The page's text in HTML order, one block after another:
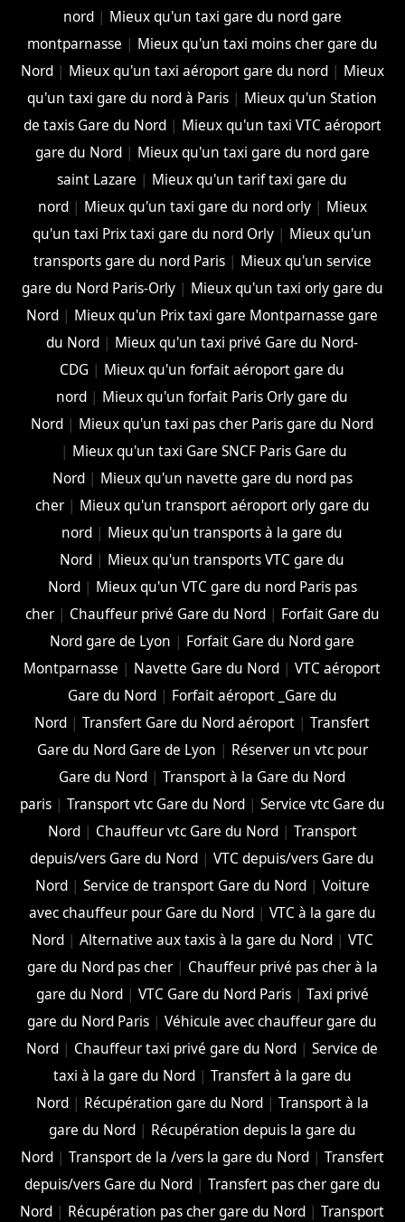
nord| Mieux qu'un taxi gare du nord gare
montparnasse | Mieux qu'un taxi moins cher gare du
Nord| Mieux qu'un taxi aéroport gare du nord| Mieux
qu'un taxi gare du nord à Paris | Mieux qu'un Station
de taxis Gare du Nord| Mieux qu'un taxi VTC aéroport
gare du Nord| Mieux qu'un taxi gare du nord gare
saint Lazare | Mieux qu'un tarif taxi gare du
nord| Mieux qu'un taxi gare du nord orly| Mieux
qu'un taxi Prix taxi gare du nord Orly | Mieux qu'un
transports gare du nord Paris| Mieux qu'un service
gare du Nord Paris-Orly| Mieux qu'un taxi orly gare du
Nord | Mieux qu'un Prix taxi gare Montparnasse gare
du Nord | Mieux qu'un taxi privé Gare du Nord-
CDG | Mieux qu'un forfait aéroport gare du
nord | Mieux qu'un forfait Paris Orly gare du
Nord | Mieux qu'un taxi pas cher Paris gare du Nord
| Mieux qu'un taxi Gare SNCF Paris Gare du
Nord| Mieux qu'un navette gare du nord pas
cher| Mieux qu'un transport aéroport orly gare du
nord | Mieux qu'un transports à la gare du
Nord | Mieux qu'un transports VTC gare du
Nord| Mieux qu'un VTC gare du nord Paris pas
cher| Chauffeur privé Gare du Nord| Forfait Gare du
Nord gare de Lyon | Forfait Gare du Nord gare
Montparnasse | Navette Gare du Nord |VTC aéroport
Gare du Nord| Forfait aéroport _Gare du
Nord |Transfert Gare du Nord aéroport |Transfert
Gare du Nord Gare de Lyon | Réserver un vtc pour
Gare du Nord |Transport à la Gare du Nord
paris| Transport vtc Gare du Nord| Service vtc Gare du
Nord| Chauffeur vtc Gare du Nord| Transport
depuis/vers Gare du Nord |VTC depuis/vers Gare du
Nord| Service de transport Gare du Nord| Voiture
avec chauffeur pour Gare du Nord| VTC à la gare du
Nord| Alternative aux taxis à la gare du Nord| VTC
gare du Nord pas cher| Chauffeur privé pas cher à la
gare du Nord| VTC Gare du Nord Paris| Taxi privé
gare du Nord Paris |Véhicule avec chauffeur gare du
Nord | Chauffeur taxi privé gare du Nord |Service de
taxi à la gare du Nord| Transfert à la gare du
Nord| Récupération gare du Nord| Transport à la
gare du Nord| Récupération depuis la gare du
Nord| Transport de la /vers la gare du Nord| Transfert
depuis/vers Gare du Nord| Transfert pas cher gare du
Nord | Récupération pas cher gare du Nord |Transport